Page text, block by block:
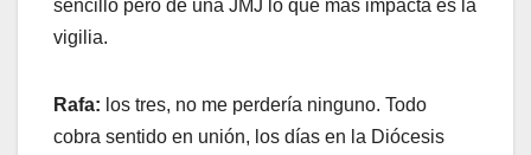
sencillo pero de una JMJ lo que más impacta es la
vigilia.
Rafa: los tres, no me perdería ninguno. Todo
cobra sentido en unión, los días en la Diócesis